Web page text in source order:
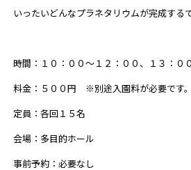
いったいどんなプラネタリウムが完成する
時間：１０：００～１２：００、１３：０
料金：５００円 ※別途入園料が必要です。
定員：各回１５名
会場：多目的ホール
事前予約：必要なし